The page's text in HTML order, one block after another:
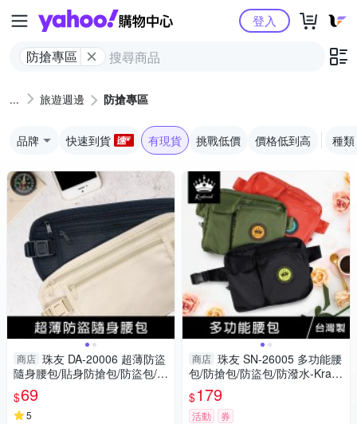
Yahoo購物中心
防搶專區
登入
旅遊週邊 防搶專區
品牌 快速到貨 有現貨 挑戰低價 價格低到高 種類
商店 珠友 DA-20006 超薄防盜
隨身腰包/貼身防搶包/防盜包/外
出包/護照收納包
$69
5
商店 珠友 SN-26005 多功能腰
包/防搶包/防盜包/防潑水-Kralo
vne
$179
活動 券